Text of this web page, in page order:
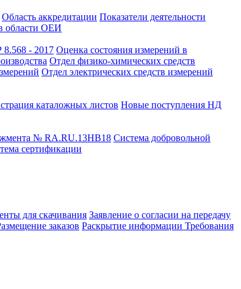
Область аккредитации Показатели деятельности
области ОЕИ
8.568 - 2017 Оценка состояния измерений в
Отдел физико-химических средств
Отдел электрических средств измерений
каталожных листов Новые поступления НД
№ RA.RU.13HB18 Система добровольной
сертификации
для скачивания Заявление о согласии на передачу
заказов Раскрытие информации Требования